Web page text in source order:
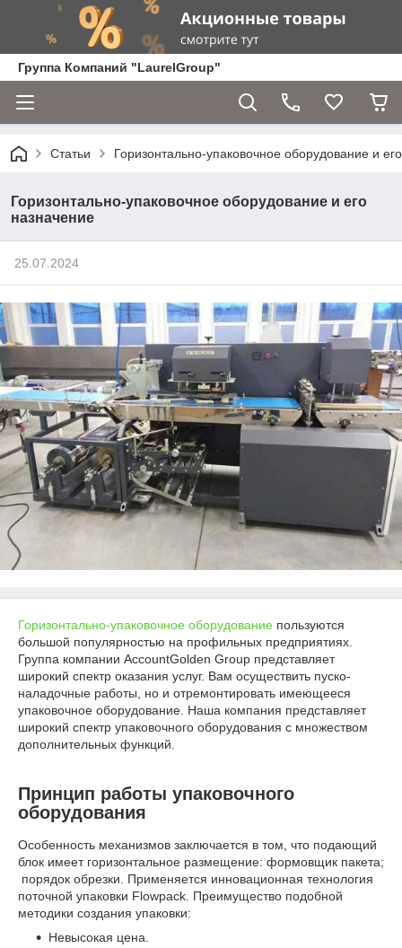
Группа Компаний "LaurelGroup"
Статьи Горизонтально-упаковочное оборудование и
Горизонтально-упаковочное оборудование и его
назначение
25.07.2024
Горизонтально-упаковочное оборудование пользуются
большой популярностью на профильных предприятиях.
Группа компании AccountGolden Group представляет
широкий спектр оказания услуг. Вам осуществить пуско-
наладочные работы, но и отремонтировать имеющееся
упаковочное оборудование. Наша компания представляет
широкий спектр упаковочного оборудования с множеством
дополнительных функций.
Принцип работы упаковочного
оборудования
Особенность механизмов заключается в том, что подающий
блок имеет горизонтальное размещение: формовщик пакета;
порядок обрезки. Применяется инновационная технология
поточной упаковки Flowpack. Преимущество подобной
методики создания упаковки:
Невысокая цена.